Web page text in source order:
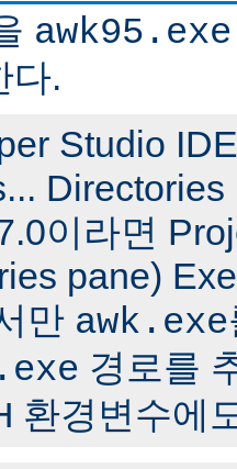
awk95.exe
다.
Studio
이라면
pane)
만 awk.exe
경로를
환경변수에